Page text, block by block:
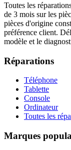
Toutes les
de 3 mois sur les
pièces d'origine
préférence client.
modèle et le
Réparations
Téléphone
Tablette
Console
Ordinateur
Toutes les
Marques